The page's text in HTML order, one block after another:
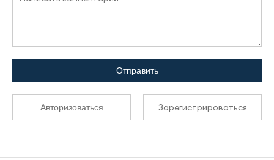
Отправить
Авторизоваться Зарегистрироваться